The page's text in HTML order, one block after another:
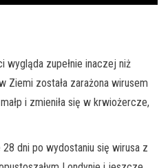
wygląda zupełnie inaczej niż
Ziemi została zarażona wirusem
i zmieniła się w krwiożercze,
dni po wydostaniu się wirusa z